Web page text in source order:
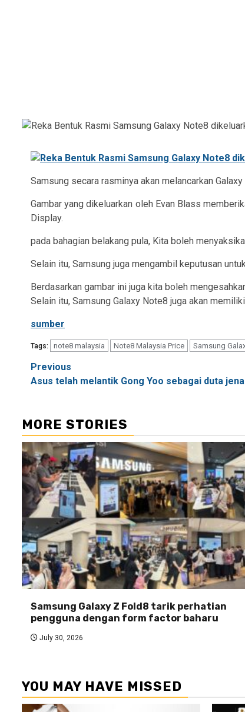
Samsung secara rasminya akan melancarkan
Gambar yang dikeluarkan oleh Evan Blass
Display.
pada bahagian belakang pula, Kita boleh
Selain itu, Samsung juga mengambil keputusan
Berdasarkan gambar ini juga kita boleh
Selain itu, Samsung Galaxy Note8 juga akan
sumber
Tags: note8 malaysia Note8 Malaysia Price Samsung
Post
navigation
Previous
Asus telah melantik Gong Yoo sebagai duta
MORE STORIES
Samsung Galaxy Z Fold8 tarik perhatian
pengguna dengan form factor baharu
July 30, 2026
YOU MAY HAVE MISSED